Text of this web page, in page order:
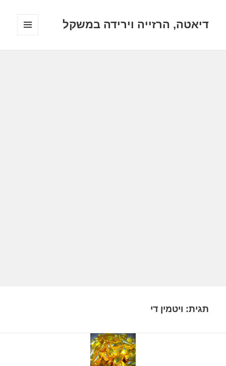
דיאטה, הרזייה וירידה במשקל
תגית: ויטמין די